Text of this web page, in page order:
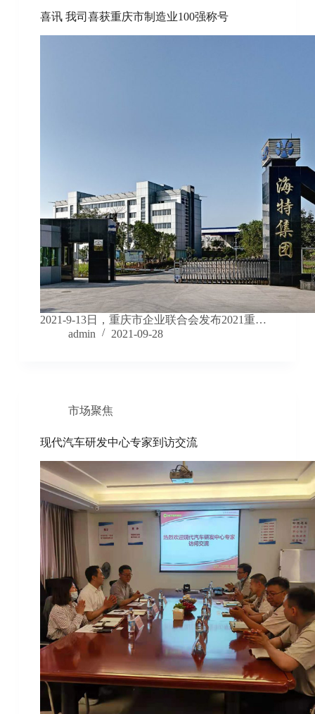
喜讯 我司喜获重庆市制造业100强称号
2021-9-13日，重庆市企业联合会发布2021重…
admin
2021-09-28
市场聚焦
现代汽车研发中心专家到访交流